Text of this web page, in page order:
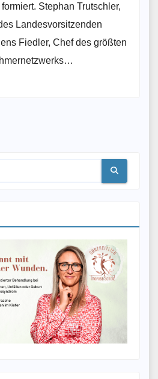
Stephan Trutschler,
Landesvorsitzenden
Fiedler, Chef des größten